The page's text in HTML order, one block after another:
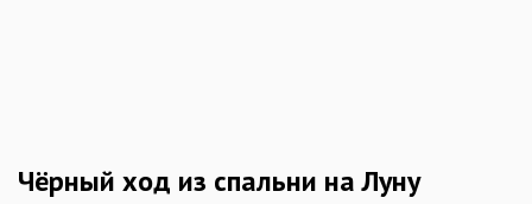
Чёрный ход из спальни на Луну